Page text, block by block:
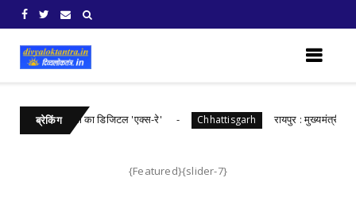
ब्रेकिंग
में खरीफ फसलों का डिजिटल 'एक्स-रे' Chhattisgarh रायपुर : मुख्यमंत्री श्री
{Featured}{slider-7}